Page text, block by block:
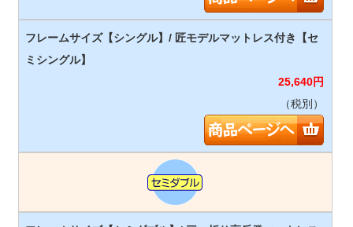
25,640円
（税別）